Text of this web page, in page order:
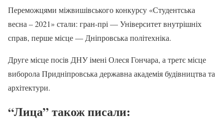
Переможцями міжвишівського конкурсу «Студентська
весна – 2021» стали: гран-прі — Університет внутрішніх
справ, перше місце — Дніпровська політехніка.
Друге місце посів ДНУ імені Олеся Гончара, а третє місце
виборола Придніпровська державна академія будівництва та
архітектури.
“Лица” також писали: